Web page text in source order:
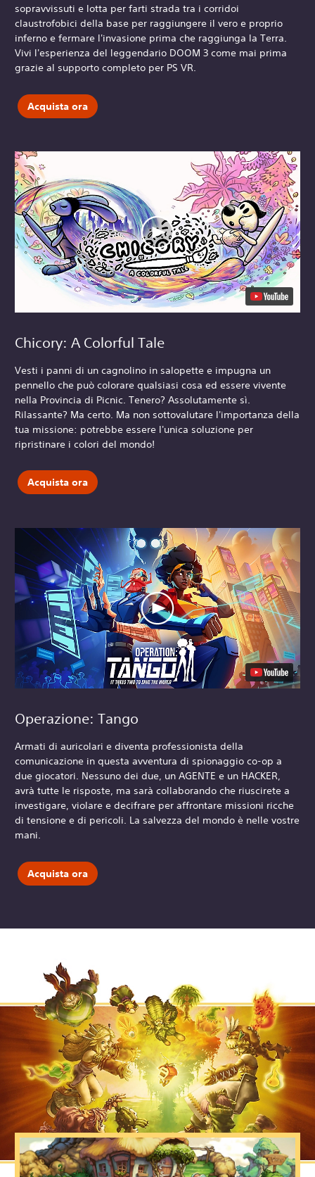
sopravvissuti e lotta per farti strada tra i corridoi
claustrofobici della base per raggiungere il vero e proprio
inferno e fermare l'invasione prima che raggiunga la Terra.
Vivi l'esperienza del leggendario DOOM 3 come mai prima
grazie al supporto completo per PS VR.
Acquista ora
Chicory: A Colorful Tale
Vesti i panni di un cagnolino in salopette e impugna un
pennello che può colorare qualsiasi cosa ed essere vivente
nella Provincia di Picnic. Tenero? Assolutamente sì.
Rilassante? Ma certo. Ma non sottovalutare l'importanza della
tua missione: potrebbe essere l'unica soluzione per
ripristinare i colori del mondo!
Acquista ora
Operazione: Tango
Armati di auricolari e diventa professionista della
comunicazione in questa avventura di spionaggio co-op a
due giocatori. Nessuno dei due, un AGENTE e un HACKER,
avrà tutte le risposte, ma sarà collaborando che riuscirete a
investigare, violare e decifrare per affrontare missioni ricche
di tensione e di pericoli. La salvezza del mondo è nelle vostre
mani.
Acquista ora